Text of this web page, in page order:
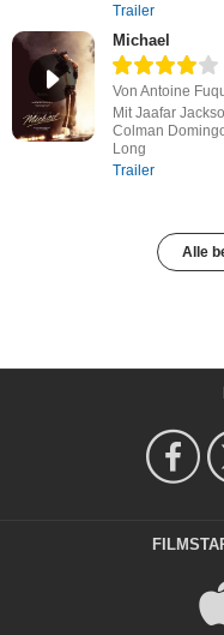
Trailer
Michael
Von Antoine
Mit Jaafar
Colman
Long
Trailer
Alle